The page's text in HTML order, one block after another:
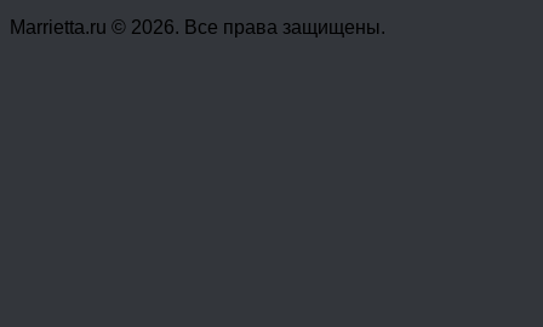
Marrietta.ru © 2026. Все права защищены.